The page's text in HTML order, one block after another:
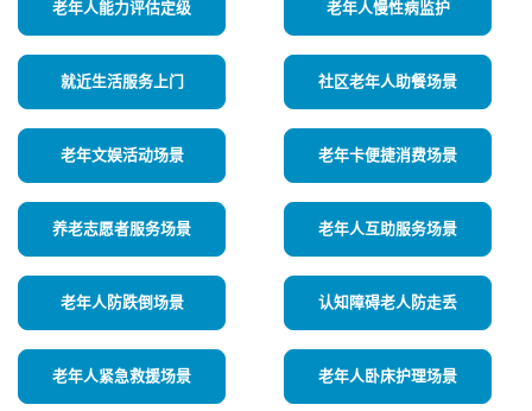
老年人能力评估定级 老年人慢性病监护
就近生活服务上门 社区老年人助餐场景
老年文娱活动场景 老年卡便捷消费场景
养老志愿者服务场景 老年人互助服务场景
老年人防跌倒场景 认知障碍老人防走丢
老年人紧急救援场景 老年人卧床护理场景